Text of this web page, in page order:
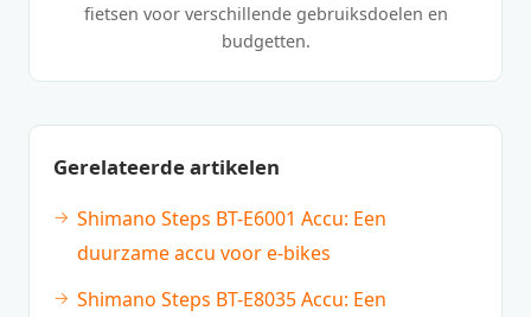
fietsen voor verschillende gebruiksdoelen en
budgetten.
Gerelateerde artikelen
Shimano Steps BT-E6001 Accu: Een
duurzame accu voor e-bikes
Shimano Steps BT-E8035 Accu: Een